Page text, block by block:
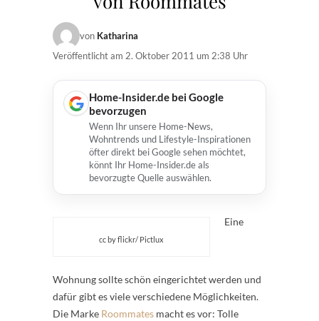
von Katharina
Veröffentlicht am 2. Oktober 2011 um 2:38 Uhr
Home-Insider.de bei Google
bevorzugen
Wenn Ihr unsere Home-News,
Wohntrends und Lifestyle-Inspirationen
öfter direkt bei Google sehen möchtet,
könnt Ihr Home-Insider.de als
bevorzugte Quelle auswählen.
cc by flickr/ Pictlux
Eine
Wohnung sollte schön eingerichtet werden und
dafür gibt es viele verschiedene Möglichkeiten.
Die Marke Roommates macht es vor: Tolle